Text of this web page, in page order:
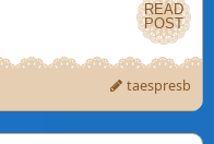
READ
POST
READ
POST
taespresb